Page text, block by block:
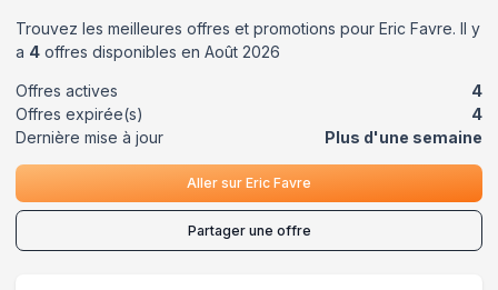
Trouvez les meilleures offres et promotions pour Eric Favre. Il y
a 4 offres disponibles en Août 2026
Offres actives
4
Offres expirée(s)
4
Dernière mise à jour
Plus d'une semaine
Aller sur Eric Favre
Partager une offre